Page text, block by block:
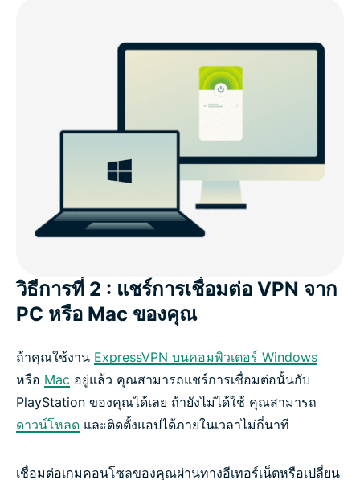
วิธีการที่ 2 : แชร์การเชื่อมต่อ VPN จาก
PC หรือ Mac ของคุณ
ถ้าคุณใช้งาน ExpressVPN บนคอมพิวเตอร์ Windows
หรือ Mac อยู่แล้ว คุณสามารถแชร์การเชื่อมต่อนั้นกับ
PlayStation ของคุณได้เลย ถ้ายังไม่ได้ใช้ คุณสามารถ
ดาวน์โหลด และติดตั้งแอปได้ภายในเวลาไม่กี่นาที
เชื่อมต่อเกมคอนโซลของคุณผ่านทางอีเทอร์เน็ตหรือเปลี่ยน